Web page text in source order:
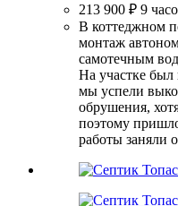
213 900 ₽ 9
В коттеджном
монтаж
самотечным
На участке
мы успели
обрушения,
поэтому
работы заняли